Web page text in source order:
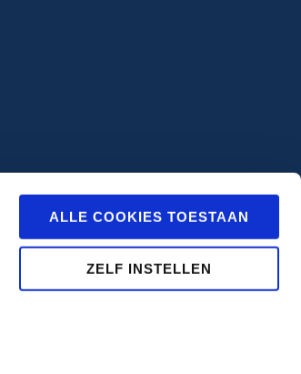
ALLE COOKIES TOESTAAN
ZELF INSTELLEN